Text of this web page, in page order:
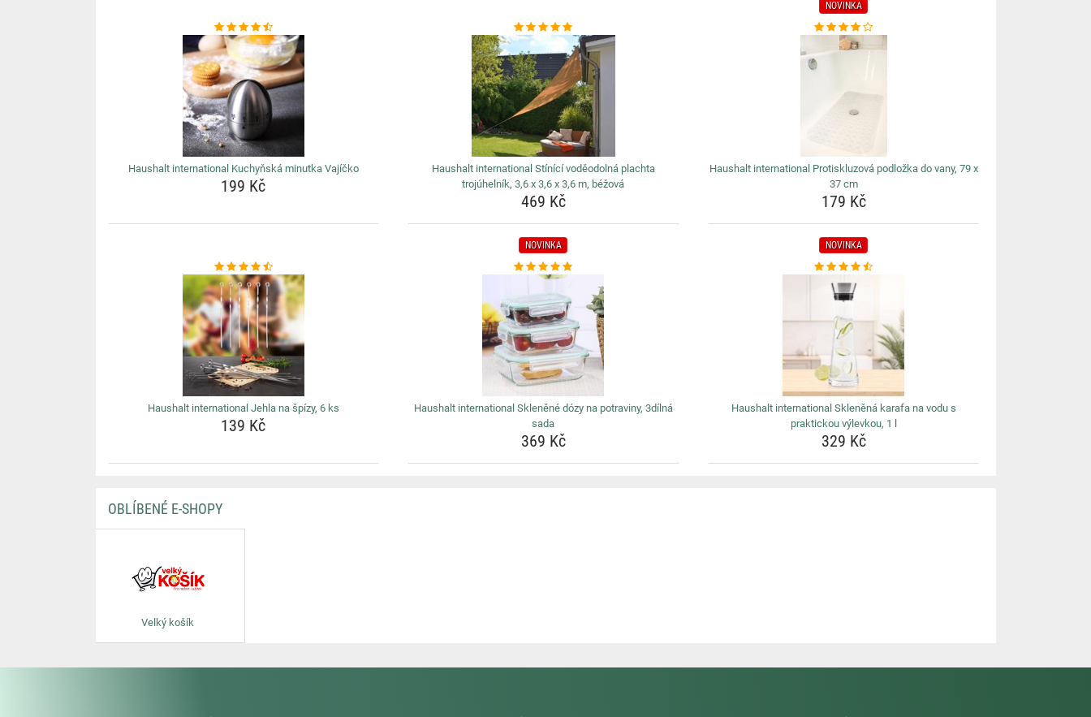
Haushalt international Kuchyňská minutka Vajíčko
199 Kč
Haushalt international Stínící voděodolná plachta
trojúhelník, 3,6 x 3,6 x 3,6 m, béžová
469 Kč
NOVINKA
Haushalt international Protiskluzová podložka do vany, 79 x
37 cm
179 Kč
Haushalt international Jehla na špízy, 6 ks
139 Kč
NOVINKA
Haushalt international Skleněné dózy na potraviny, 3dílná
sada
369 Kč
NOVINKA
Haushalt international Skleněná karafa na vodu s
praktickou výlevkou, 1 l
329 Kč
OBLÍBENÉ E-SHOPY
Velký košík